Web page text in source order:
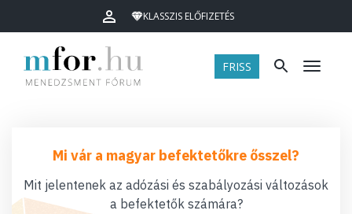
KLASSZIS ELŐFIZETÉS
FRISS Menü
Mi vár a magyar befektetőkre ősszel?
Mit jelentenek az adózási és szabályozási változások
a befektetők számára?